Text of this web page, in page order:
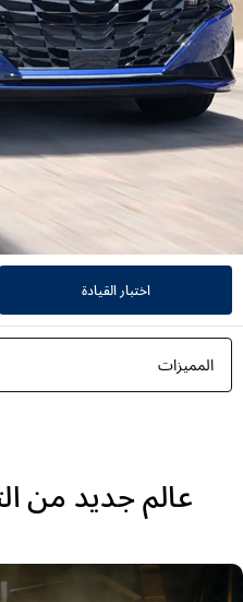
اختبار القيادة
المميزات
التصميم الخارجي
عالم جديد من